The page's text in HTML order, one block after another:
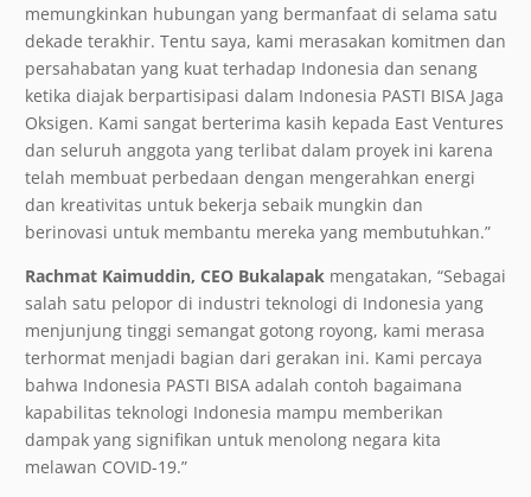
memungkinkan hubungan yang bermanfaat di selama satu
dekade terakhir. Tentu saya, kami merasakan komitmen dan
persahabatan yang kuat terhadap Indonesia dan senang
ketika diajak berpartisipasi dalam Indonesia PASTI BISA Jaga
Oksigen. Kami sangat berterima kasih kepada East Ventures
dan seluruh anggota yang terlibat dalam proyek ini karena
telah membuat perbedaan dengan mengerahkan energi
dan kreativitas untuk bekerja sebaik mungkin dan
berinovasi untuk membantu mereka yang membutuhkan.”
Rachmat Kaimuddin, CEO Bukalapak mengatakan, “Sebagai
salah satu pelopor di industri teknologi di Indonesia yang
menjunjung tinggi semangat gotong royong, kami merasa
terhormat menjadi bagian dari gerakan ini. Kami percaya
bahwa Indonesia PASTI BISA adalah contoh bagaimana
kapabilitas teknologi Indonesia mampu memberikan
dampak yang signifikan untuk menolong negara kita
melawan COVID-19.”